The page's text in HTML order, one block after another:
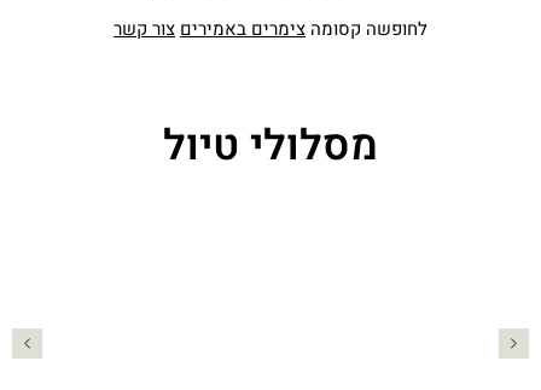
לחופשה קסומה צימרים באמירים צור קשר
מסלולי טיול